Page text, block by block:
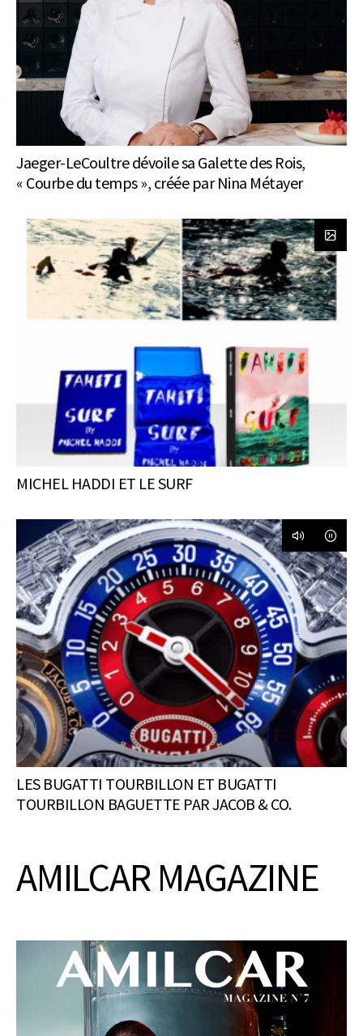
Jaeger-LeCoultre dévoile sa Galette des Rois,
« Courbe du temps », créée par Nina Métayer
MICHEL HADDI ET LE SURF
LES BUGATTI TOURBILLON ET BUGATTI
TOURBILLON BAGUETTE PAR JACOB & CO.
AMILCAR MAGAZINE